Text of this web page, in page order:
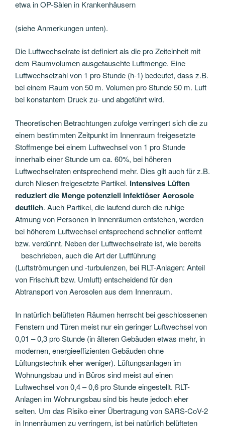
etwa in OP-Sälen in Krankenhäusern
(siehe Anmerkungen unten).
Die Luftwechselrate ist definiert als die pro Zeiteinheit mit
dem Raumvolumen ausgetauschte Luftmenge. Eine
Luftwechselzahl von 1 pro Stunde (h-1) bedeutet, dass z.B.
bei einem Raum von 50 m. Volumen pro Stunde 50 m. Luft
bei konstantem Druck zu- und abgeführt wird.
Theoretischen Betrachtungen zufolge verringert sich die zu
einem bestimmten Zeitpunkt im Innenraum freigesetzte
Stoffmenge bei einem Luftwechsel von 1 pro Stunde
innerhalb einer Stunde um ca. 60%, bei höheren
Luftwechselraten entsprechend mehr. Dies gilt auch für z.B.
durch Niesen freigesetzte Partikel. Intensives Lüften
reduziert die Menge potenziell infektiöser Aerosole
deutlich. Auch Partikel, die laufend durch die ruhige
Atmung von Personen in Innenräumen entstehen, werden
bei höherem Luftwechsel entsprechend schneller entfernt
bzw. verdünnt. Neben der Luftwechselrate ist, wie bereits
beschrieben, auch die Art der Luftführung
(Luftströmungen und -turbulenzen, bei RLT-Anlagen: Anteil
von Frischluft bzw. Umluft) entscheidend für den
Abtransport von Aerosolen aus dem Innenraum.
In natürlich belüfteten Räumen herrscht bei geschlossenen
Fenstern und Türen meist nur ein geringer Luftwechsel von
0,01 – 0,3 pro Stunde (in älteren Gebäuden etwas mehr, in
modernen, energieeffizienten Gebäuden ohne
Lüftungstechnik eher weniger). Lüftungsanlagen im
Wohnungsbau und in Büros sind meist auf einen
Luftwechsel von 0,4 – 0,6 pro Stunde eingestellt. RLT-
Anlagen im Wohnungsbau sind bis heute jedoch eher
selten. Um das Risiko einer Übertragung von SARS-CoV-2
in Innenräumen zu verringern, ist bei natürlich belüfteten